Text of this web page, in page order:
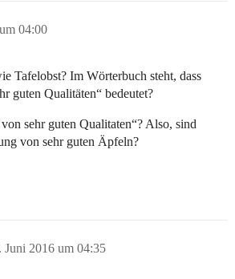
04:00
Tafelobst? Im Wörterbuch steht, dass
guten Qualitäten“ bedeutet?
sehr guten Qualitaten“? Also, sind
von sehr guten Äpfeln?
Juni 2016 um 04:35